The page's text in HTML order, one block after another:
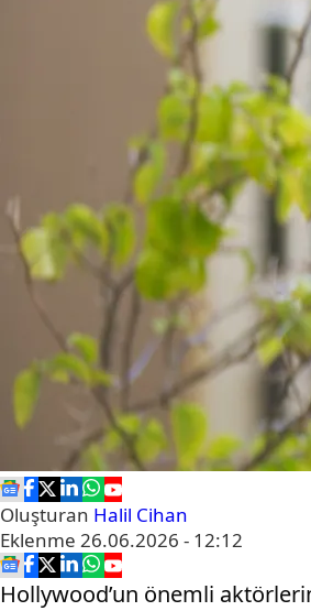
Oluşturan Halil Cihan
Eklenme 26.06.2026 - 12:12
Hollywood’un önemli